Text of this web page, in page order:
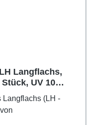
Langflachs,
UV 10
Langflachs (LH -